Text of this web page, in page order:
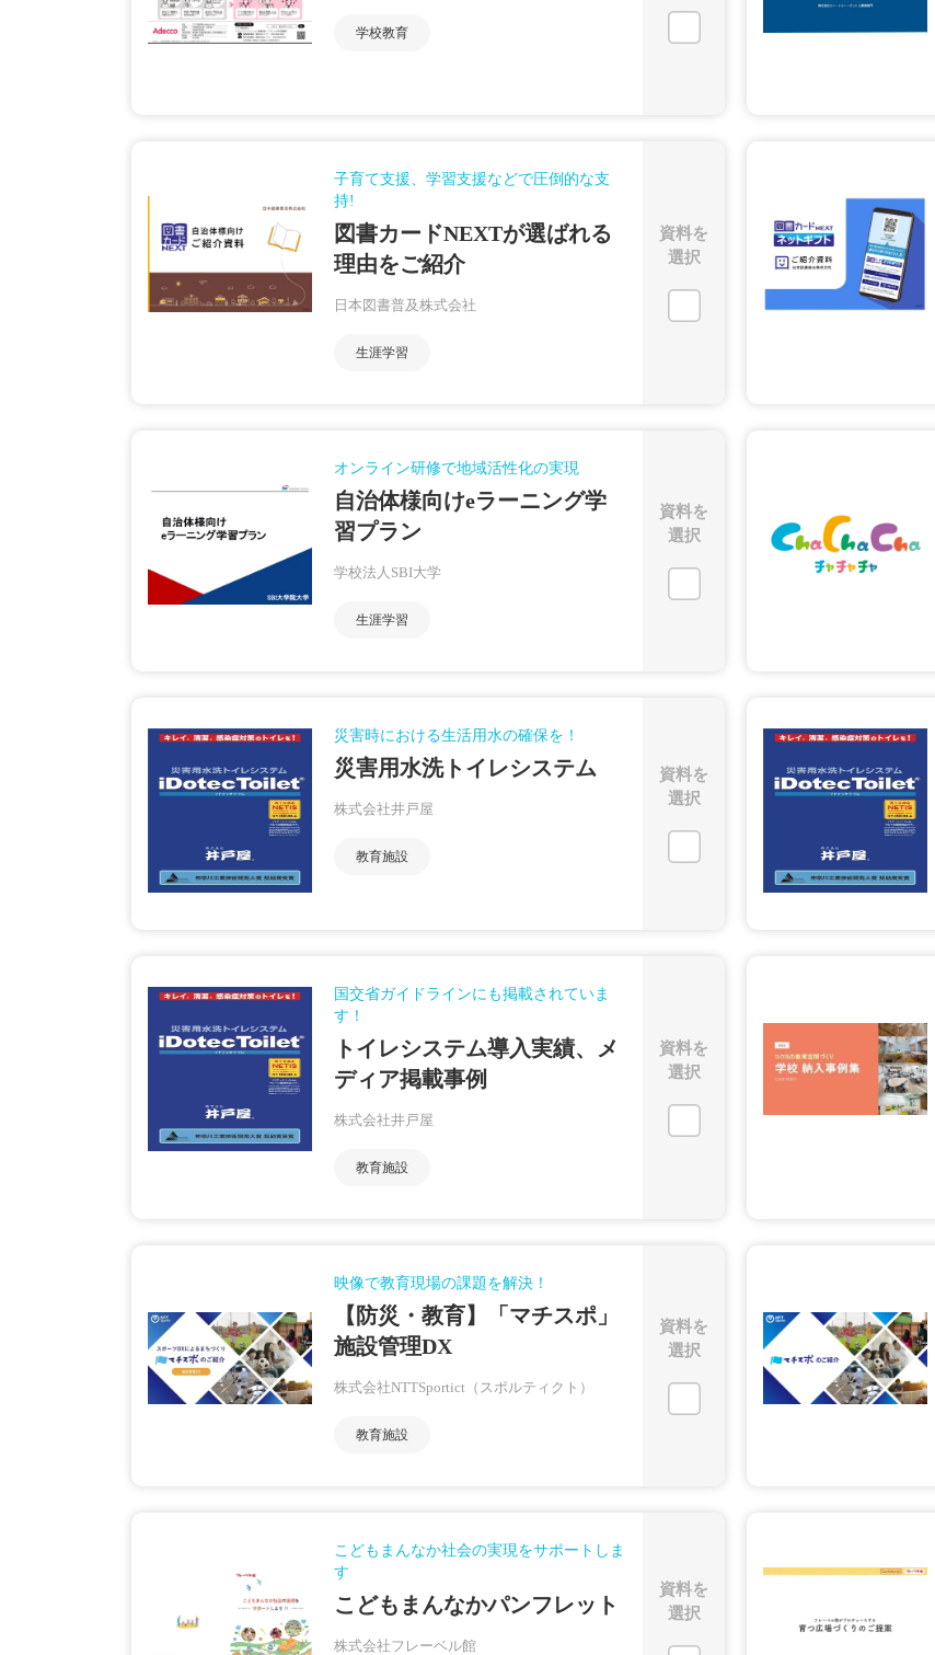
学校教育
子育て支援、学習支援などで圧倒的な支
持!
図書カードNEXTが選ばれる
理由をご紹介
日本図書普及株式会社
生涯学習
資料を
選択
オンライン研修で地域活性化の実現
自治体様向けeラーニング学
習プラン
学校法人SBI大学
生涯学習
資料を
選択
災害時における生活用水の確保を！
災害用水洗トイレシステム
株式会社井戸屋
教育施設
資料を
選択
国交省ガイドラインにも掲載されていま
す！
トイレシステム導入実績、メ
ディア掲載事例
株式会社井戸屋
教育施設
資料を
選択
映像で教育現場の課題を解決！
【防災・教育】「マチスポ」
施設管理DX
株式会社NTTSportict（スポルティクト）
教育施設
資料を
選択
こどもまんなか社会の実現をサポートしま
す
こどもまんなかパンフレット
株式会社フレーベル館
資料を
選択